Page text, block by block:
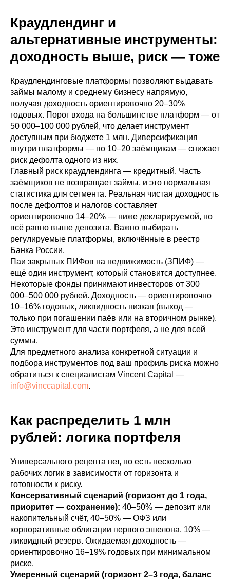
Краудлендинг и
альтернативные инструменты:
доходность выше, риск — тоже
Краудлендинговые платформы позволяют выдавать
займы малому и среднему бизнесу напрямую,
получая доходность ориентировочно 20–30%
годовых. Порог входа на большинстве платформ — от
50 000–100 000 рублей, что делает инструмент
доступным при бюджете 1 млн. Диверсификация
внутри платформы — по 10–20 заёмщикам — снижает
риск дефолта одного из них.
Главный риск краудлендинга — кредитный. Часть
заёмщиков не возвращает займы, и это нормальная
статистика для сегмента. Реальная чистая доходность
после дефолтов и налогов составляет
ориентировочно 14–20% — ниже декларируемой, но
всё равно выше депозита. Важно выбирать
регулируемые платформы, включённые в реестр
Банка России.
Паи закрытых ПИФов на недвижимость (ЗПИФ) —
ещё один инструмент, который становится доступнее.
Некоторые фонды принимают инвесторов от 300
000–500 000 рублей. Доходность — ориентировочно
10–16% годовых, ликвидность низкая (выход —
только при погашении паёв или на вторичном рынке).
Это инструмент для части портфеля, а не для всей
суммы.
Для предметного анализа конкретной ситуации и
подбора инструментов под ваш профиль риска можно
обратиться к специалистам Vincent Capital —
info@vinccapital.com.
Как распределить 1 млн
рублей: логика портфеля
Универсального рецепта нет, но есть несколько
рабочих логик в зависимости от горизонта и
готовности к риску.
Консервативный сценарий (горизонт до 1 года,
приоритет — сохранение): 40–50% — депозит или
накопительный счёт, 40–50% — ОФЗ или
корпоративные облигации первого эшелона, 10% —
ликвидный резерв. Ожидаемая доходность —
ориентировочно 16–19% годовых при минимальном
риске.
Умеренный сценарий (горизонт 2–3 года, баланс